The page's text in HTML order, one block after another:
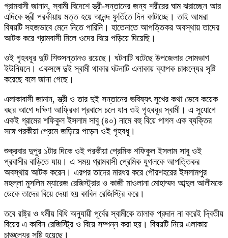
গ্রামবাসী জানান, স্বামী বিদেশে স্ত্রী-সন্তানের জন্য শরীরের ঘাম ঝরাচ্ছেন আর
এদিকে স্ত্রী পরকীয়ায় মত্ত হয়ে আনন্দ ফুর্তিতে দিন কাটাচ্ছে। তাই আমরা
বিষয়টি সহজভাবে মেনে নিতে পারিনি। হাতেনাতে আপত্তিকর অবস্থায় তাদের
আটক করে গ্রামবাসী মিলে ওদের বিয়ে পড়িয়ে দিয়েছি।
ওই গৃহবধূর দুটি শিশুসন্তানও রয়েছে। ঘটনাটি ঘটেছে উপজেলার সোমভাগ
ইউনিয়নে। একসঙ্গে দুই স্বামী থাকার ঘটনাটি এলাকায় ব্যাপক চাঞ্চল্যের সৃষ্টি
করেছে বলে জানা গেছে।
এলাকাবাসী জানান, স্ত্রী ও তার দুই সন্তানের ভবিষ্যৎ সুখের কথা ভেবে কয়েক
বছর আগে দক্ষিণ আফ্রিকা প্রবাসে চলে যান ওই গৃহবধূর স্বামী। এ সুযোগে
একই গ্রামের শফিকুল ইসলাম সাবু (৪০) নামে বহু বিয়ে পাগল এক ব্যক্তির
সঙ্গে পরকীয়া প্রেমে জড়িয়ে পড়েন ওই গৃহবধূ।
শুক্রবার দুপুর ১টার দিকে ওই পরকীয়া প্রেমিক শফিকুল ইসলাম সাবু ওই
প্রবাসীর বাড়িতে যায়। এ সময় গ্রামবাসী প্রেমিক যুগলকে আপত্তিকর
অবস্থায় আটক করেন। এরপর তাদের মারধর করে পৌরশহরের ইসলামপুর
মহল্লা মুসলিম ম্যারেজ রেজিস্ট্রার ও কাজী মাওলানা মোহাম্মদ আব্দুল আলীমকে
ডেকে তাদের বিয়ে দেয়া হয় কাবিন রেজিস্ট্রি করে।
তবে রাষ্ট্র ও ধর্মীয় বিধি অনুযায়ী পূর্বের স্বামীকে তালাক প্রদান না করেই দ্বিতীয়
বিয়ের এ কাবিন রেজিস্ট্রি ও বিয়ে সম্পন্ন করা হয়। বিষয়টি নিয়ে এলাকায়
চাঞ্চল্যের সৃষ্টি হয়েছে।